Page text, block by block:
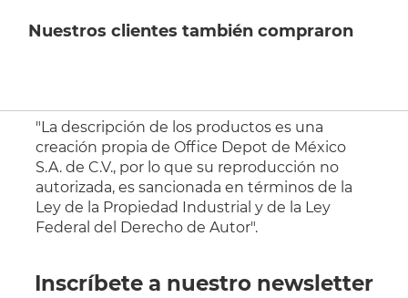
Nuestros clientes también compraron
"La descripción de los productos es una
creación propia de Office Depot de México
S.A. de C.V., por lo que su reproducción no
autorizada, es sancionada en términos de la
Ley de la Propiedad Industrial y de la Ley
Federal del Derecho de Autor".
Inscríbete a nuestro newsletter